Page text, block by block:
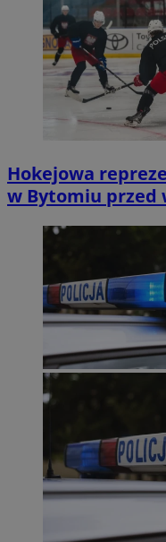
Hokejowa
w Bytomiu przed